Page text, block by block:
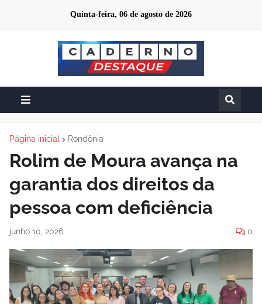
Quinta-feira, 06 de agosto de 2026
Página inicial Rondônia
Rolim de Moura avança na
garantia dos direitos da
pessoa com deficiência
junho 10, 2026 0